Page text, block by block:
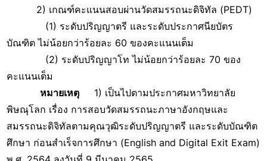
2) เกณฑ์คะแนนสอบผ่านวัดสมรรถนะดิจิทัล (PEDT)
(1) ระดับปริญญาตรี และระดับประกาศนียบัตร
บัณฑิต ไม่น้อยกว่าร้อยละ 60 ของคะแนนเต็ม
(2) ระดับปริญญาโท ไม่น้อยกว่าร้อยละ 70 ของ
คะแนนเต็ม
หมายเหตุ 1) เป็นไปตามประกาศมหาวิทยาลัย
พิษณุโลก เรื่อง การสอบวัดสมรรถนะภาษาอังกฤษและ
สมรรถนะดิจิทัลตามคุณวุฒิระดับปริญญาตรี และระดับบัณฑิต
ศึกษา ก่อนสำเร็จการศึกษา (English and Digital Exit Exam)